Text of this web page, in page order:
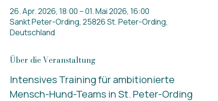
26. Apr. 2026, 18:00 – 01. Mai 2026, 16:00
Sankt Peter-Ording, 25826 St. Peter-Ording,
Deutschland
Über die Veranstaltung
Intensives Training für ambitionierte
Mensch-Hund-Teams in St. Peter-Ording